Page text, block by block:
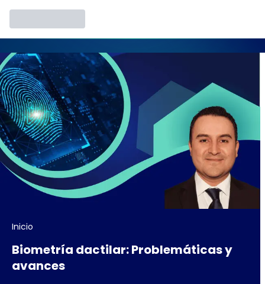
Inicio
Biometría dactilar: Problemáticas y
avances